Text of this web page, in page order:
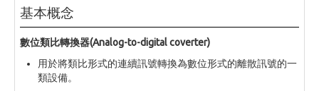
基本概念
數位類比轉換器(Analog-to-digital coverter)
用於將類比形式的連續訊號轉換為數位形式的離散訊號的一
類設備。